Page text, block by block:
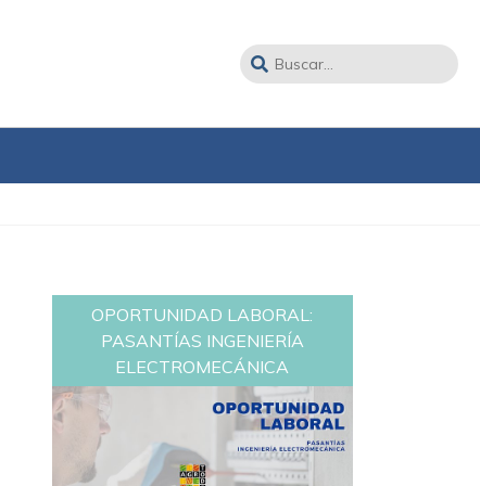
OPORTUNIDAD LABORAL:
PASANTÍAS INGENIERÍA
ELECTROMECÁNICA